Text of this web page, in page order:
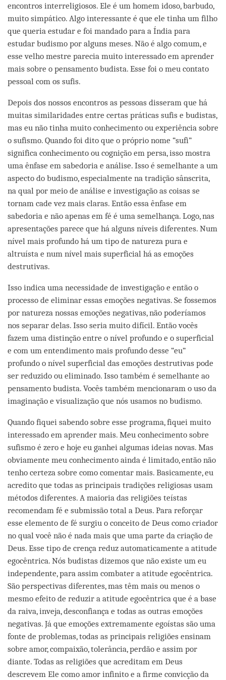
encontros interreligiosos. Ele é um homem idoso, barbudo,
muito simpático. Algo interessante é que ele tinha um filho
que queria estudar e foi mandado para a Índia para
estudar budismo por alguns meses. Não é algo comum, e
esse velho mestre parecia muito interessado em aprender
mais sobre o pensamento budista. Esse foi o meu contato
pessoal com os sufis.
Depois dos nossos encontros as pessoas disseram que há
muitas similaridades entre certas práticas sufis e budistas,
mas eu não tinha muito conhecimento ou experiência sobre
o sufismo. Quando foi dito que o próprio nome “sufi”
significa conhecimento ou cognição em persa, isso mostra
uma ênfase em sabedoria e análise. Isso é semelhante a um
aspecto do budismo, especialmente na tradição sânscrita,
na qual por meio de análise e investigação as coisas se
tornam cade vez mais claras. Então essa ênfase em
sabedoria e não apenas em fé é uma semelhança. Logo, nas
apresentações parece que há alguns níveis diferentes. Num
nível mais profundo há um tipo de natureza pura e
altruísta e num nível mais superficial há as emoções
destrutivas.
Isso indica uma necessidade de investigação e então o
processo de eliminar essas emoções negativas. Se fossemos
por natureza nossas emoções negativas, não poderíamos
nos separar delas. Isso seria muito difícil. Então vocês
fazem uma distinção entre o nível profundo e o superficial
e com um entendimento mais profundo desse “eu”
profundo o nível superficial das emoções destrutivas pode
ser reduzido ou eliminado. Isso também é semelhante ao
pensamento budista. Vocês também mencionaram o uso da
imaginação e visualização que nós usamos no budismo.
Quando fiquei sabendo sobre esse programa, fiquei muito
interessado em aprender mais. Meu conhecimento sobre
sufismo é zero e hoje eu ganhei algumas ideias novas. Mas
obviamente meu conhecimento ainda é limitado, então não
tenho certeza sobre como comentar mais. Basicamente, eu
acredito que todas as principais tradições religiosas usam
métodos diferentes. A maioria das religiões teístas
recomendam fé e submissão total a Deus. Para reforçar
esse elemento de fé surgiu o conceito de Deus como criador
no qual você não é nada mais que uma parte da criação de
Deus. Esse tipo de crença reduz automaticamente a atitude
egocêntrica. Nós budistas dizemos que não existe um eu
independente, para assim combater a atitude egocêntrica.
São perspectivas diferentes, mas têm mais ou menos o
mesmo efeito de reduzir a atitude egocêntrica que é a base
da raiva, inveja, desconfiança e todas as outras emoções
negativas. Já que emoções extremamente egoístas são uma
fonte de problemas, todas as principais religiões ensinam
sobre amor, compaixão, tolerância, perdão e assim por
diante. Todas as religiões que acreditam em Deus
descrevem Ele como amor infinito e a firme convicção da